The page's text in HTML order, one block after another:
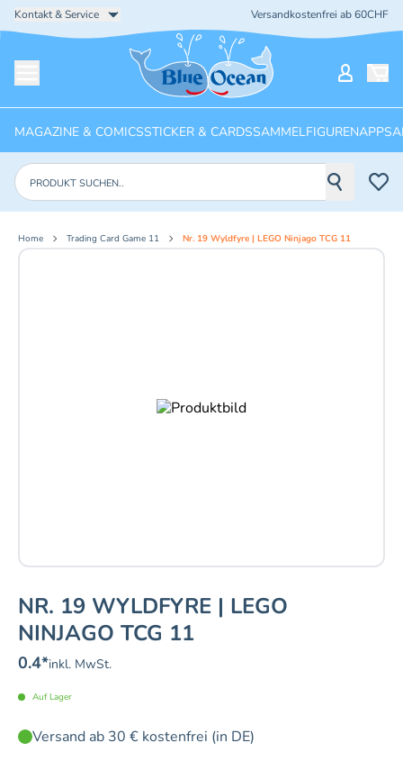
Kontakt & Service Versandkostenfrei ab 60CHF
Startseite
MAGAZINE & COMICSSTICKER & CARDSSAMMELFIGURENAPPS
Produkte suchen
Home Trading Card Game 11 Nr. 19 Wyldfyre | LEGO Ninjago TCG 11
NR. 19 WYLDFYRE | LEGO
NINJAGO TCG 11
0.4*inkl. MwSt.
Auf Lager
Versand ab 30 € kostenfrei (in DE)